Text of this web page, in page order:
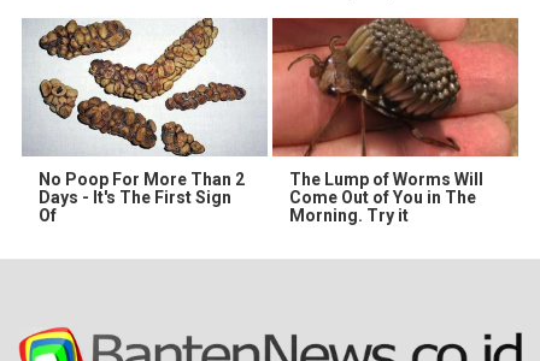
No Poop For More Than 2
Days - It's The First Sign
Of
The Lump of Worms Will
Come Out of You in The
Morning. Try it